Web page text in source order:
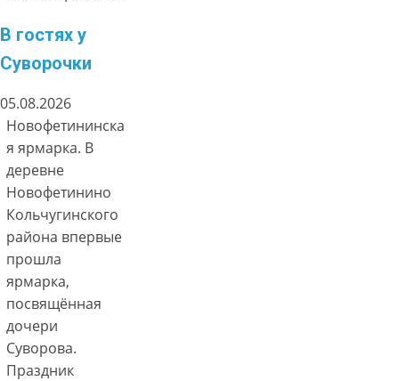
В гостях у
Суворочки
05.08.2026
Новофетининска
я ярмарка. В
деревне
Новофетинино
Кольчугинского
района впервые
прошла
ярмарка,
посвящённая
дочери
Суворова.
Праздник